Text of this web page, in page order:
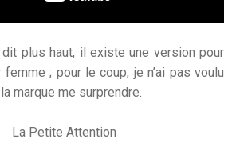
dit plus haut, il existe une version pour
; pour le coup, je n’ai pas voulu
marque me surprendre.